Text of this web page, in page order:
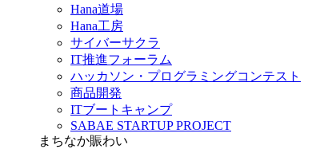
Hana道場
Hana工房
サイバーサクラ
IT推進フォーラム
ハッカソン・プログラミングコンテスト
商品開発
ITブートキャンプ
SABAE STARTUP PROJECT
まちなか賑わい